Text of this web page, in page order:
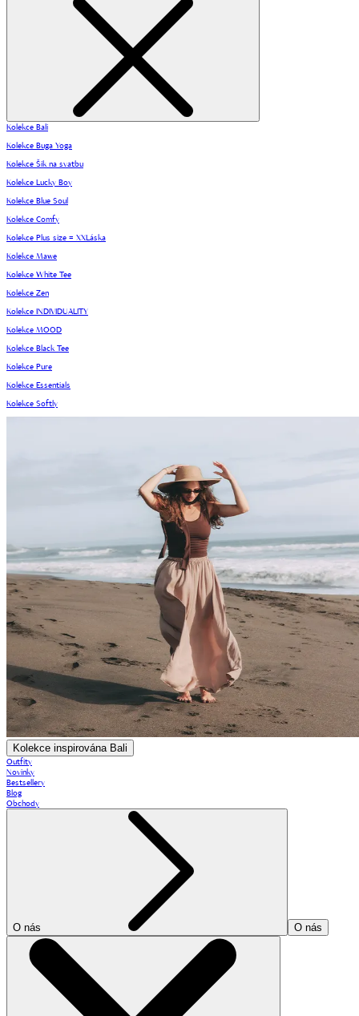
Kolekce Bali
Kolekce Buga Yoga
Kolekce Šik na svatbu
Kolekce Lucky Boy
Kolekce Blue Soul
Kolekce Comfy
Kolekce Plus size = XXLáska
Kolekce Mawe
Kolekce White Tee
Kolekce Zen
Kolekce INDIVIDUALITY
Kolekce MOOD
Kolekce Black Tee
Kolekce Pure
Kolekce Essentials
Kolekce Softly
Kolekce inspirována Bali
Outfity
Novinky
Bestsellery
Blog
Obchody
O nás O nás